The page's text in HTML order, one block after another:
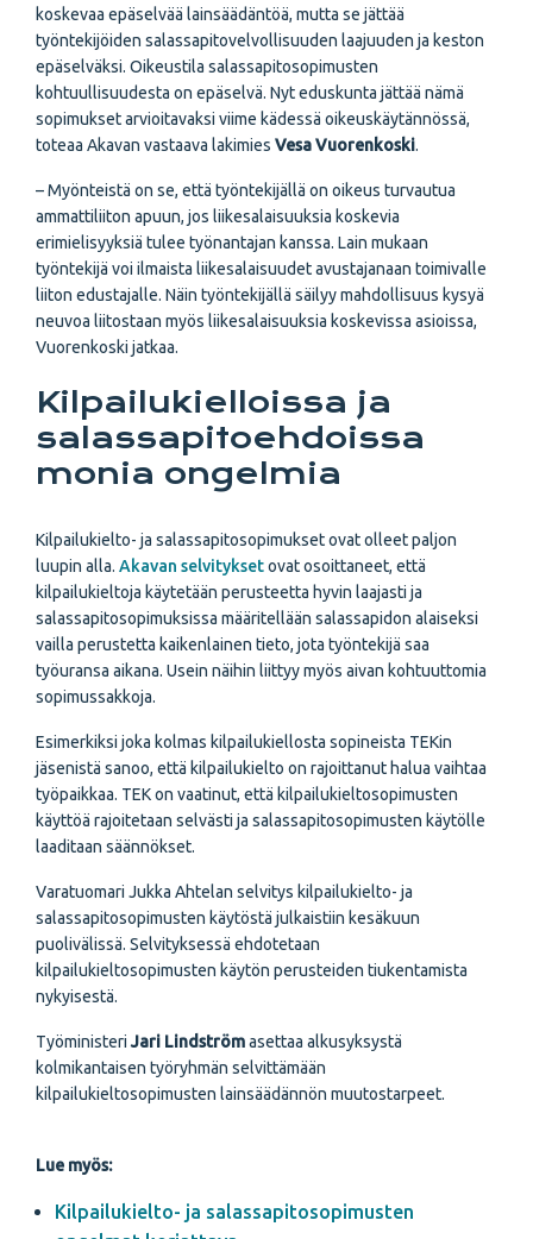
koskevaa epäselvää lainsäädäntöä, mutta se jättää
työntekijöiden salassapitovelvollisuuden laajuuden ja keston
epäselväksi. Oikeustila salassapitosopimusten
kohtuullisuudesta on epäselvä. Nyt eduskunta jättää nämä
sopimukset arvioitavaksi viime kädessä oikeuskäytännössä,
toteaa Akavan vastaava lakimies Vesa Vuorenkoski.
– Myönteistä on se, että työntekijällä on oikeus turvautua
ammattiliiton apuun, jos liikesalaisuuksia koskevia
erimielisyyksiä tulee työnantajan kanssa. Lain mukaan
työntekijä voi ilmaista liikesalaisuudet avustajanaan toimivalle
liiton edustajalle. Näin työntekijällä säilyy mahdollisuus kysyä
neuvoa liitostaan myös liikesalaisuuksia koskevissa asioissa,
Vuorenkoski jatkaa.
Kilpailukielloissa ja
salassapitoehdoissa
monia ongelmia
Kilpailukielto- ja salassapitosopimukset ovat olleet paljon
luupin alla. Akavan selvityksetovat osoittaneet, että
kilpailukieltoja käytetään perusteetta hyvin laajasti ja
salassapitosopimuksissa määritellään salassapidon alaiseksi
vailla perustetta kaikenlainen tieto, jota työntekijä saa
työuransa aikana. Usein näihin liittyy myös aivan kohtuuttomia
sopimussakkoja.
Esimerkiksi joka kolmas kilpailukiellosta sopineista TEKin
jäsenistä sanoo, että kilpailukielto on rajoittanut halua vaihtaa
työpaikkaa. TEK on vaatinut, että kilpailukieltosopimusten
käyttöä rajoitetaan selvästi ja salassapitosopimusten käytölle
laaditaan säännökset.
Varatuomari Jukka Ahtelan selvitys kilpailukielto- ja
salassapitosopimusten käytöstä julkaistiin kesäkuun
puolivälissä. Selvityksessä ehdotetaan
kilpailukieltosopimusten käytön perusteiden tiukentamista
nykyisestä.
TyöministeriJari Lindströmasettaa alkusyksystä
kolmikantaisen työryhmän selvittämään
kilpailukieltosopimusten lainsäädännön muutostarpeet.
Lue myös:
Kilpailukielto- ja salassapitosopimusten